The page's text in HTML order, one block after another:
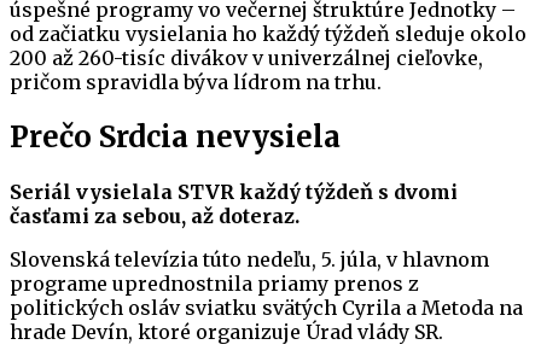
úspešné programy vo večernej štruktúre Jednotky –
od začiatku vysielania ho každý týždeň sleduje okolo
200 až 260-tisíc divákov v univerzálnej cieľovke,
pričom spravidla býva lídrom na trhu.
Prečo Srdcia nevysiela
Seriál vysielala STVR každý týždeň s dvomi
časťami za sebou, až doteraz.
Slovenská televízia túto nedeľu, 5. júla, v hlavnom
programe uprednostnila priamy prenos z
politických osláv sviatku svätých Cyrila a Metoda na
hrade Devín, ktoré organizuje Úrad vlády SR.